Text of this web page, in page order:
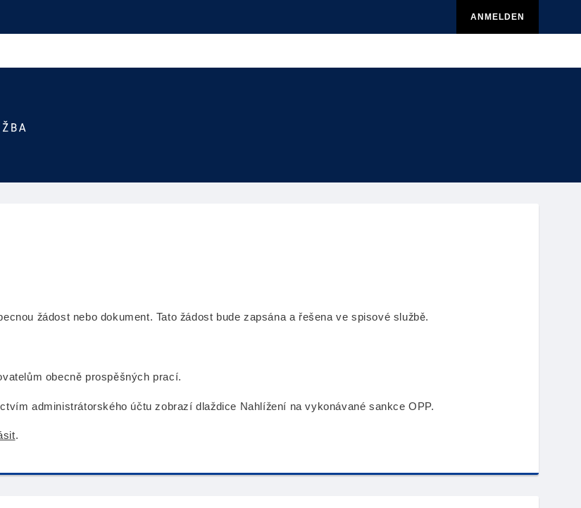
ANMELDEN
žádost nebo dokument. Tato žádost bude zapsána a řešena ve spisové službě.
obecně prospěšných prací.
administrátorského účtu zobrazí dlaždice Nahlížení na vykonávané sankce OPP.
.